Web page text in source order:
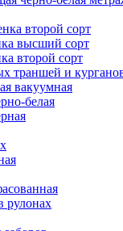
второй сорт
высший сорт
второй сорт
траншей и
вакуумная
белая
рулонах